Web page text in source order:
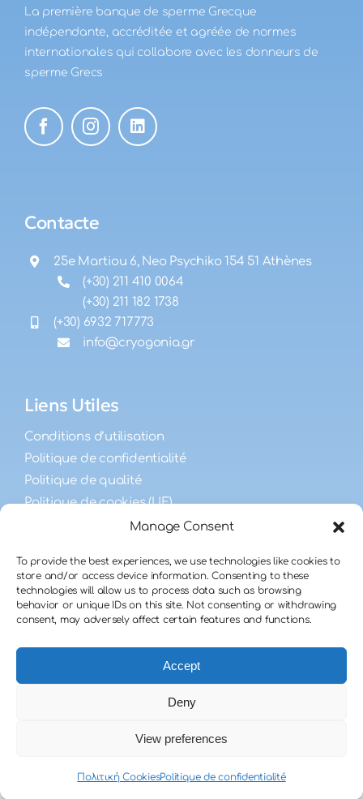
Manage Consent
To provide the best experiences, we use technologies like cookies to
store and/or access device information. Consenting to these
technologies will allow us to process data such as browsing
behavior or unique IDs on this site. Not consenting or withdrawing
consent, may adversely affect certain features and functions.
Accept
Deny
View preferences
Πολιτική CookiesPolitique de confidentialité
La première banque de sperme Grecque
indépendante, accréditée et agréée de normes
internationales qui collabore avec les donneurs de
sperme Grecs
Contacte
25e Martiou 6, Neo Psychiko 154 51 Athènes
(+30) 211 410 0064
(+30) 211 182 1738
(+30) 6932 717773
info@cryogonia.gr
Liens Utiles
Conditions d’utilisation
Politique de confidentialité
Politique de qualité
Politique de cookies (UE)
FAQ
FAQ sur la fécondité masculine
FAQ des receveurs
© 2025 - 2026 • Design byTMS